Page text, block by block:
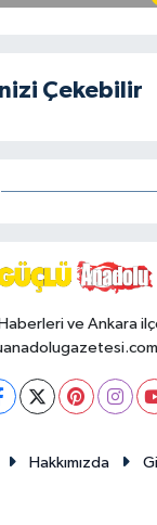
Çekebilir
ve Ankara
Hakkımızda